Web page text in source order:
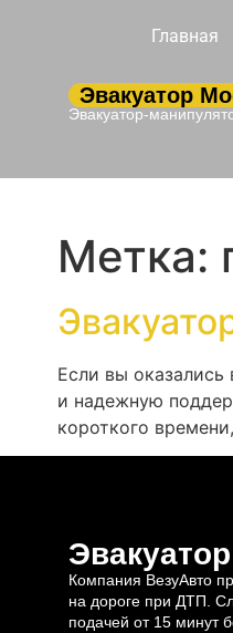
Главная
Эвакуатор
Эвакуатор-
Метка:
Если вы
и надежную
короткого
Компания ВезуАвто
на дороге при ДТП.
подачей от 15 минут